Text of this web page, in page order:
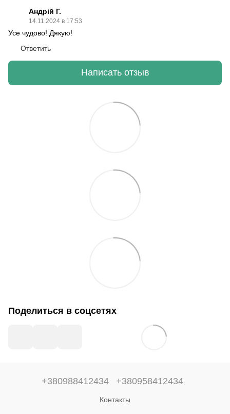
Андрій Г.
14.11.2024 в 17:53
Усе чудово! Дякую!
Ответить
Написать отзыв
Поделиться в соцсетях
+380988412434 +380958412434
Контакты